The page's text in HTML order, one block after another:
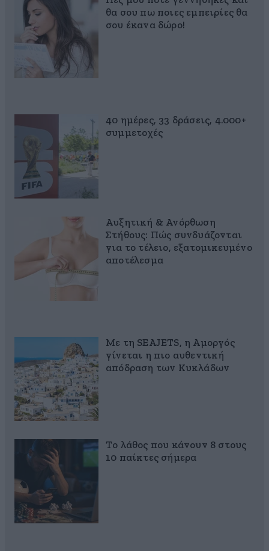
θα σου πω ποιες εμπειρίες θα
σου έκανα δώρο!
40 ημέρες, 33 δράσεις, 4.000+
συμμετοχές
Αυξητική & Ανόρθωση
Στήθους: Πώς συνδυάζονται
για το τέλειο, εξατομικευμένο
αποτέλεσμα
Με τη SEAJETS, η Αμοργός
γίνεται η πιο αυθεντική
απόδραση των Κυκλάδων
Το λάθος που κάνουν 8 στους
10 παίκτες σήμερα